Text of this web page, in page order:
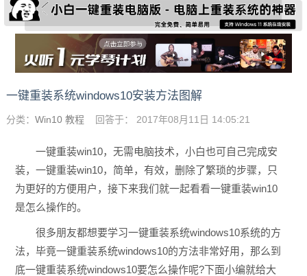
一键重装系统windows10安装方法图解
分类： Win10 教程 回答于： 2017年08月11日 14:05:21
一键重装win10，无需电脑技术，小白也可自己完成安
装，一键重装win10，简单，有效，删除了繁琐的步骤，只
为更好的方便用户，接下来我们就一起看看一键重装win10
是怎么操作的。
很多朋友都想要学习一键重装系统windows10系统的方
法，毕竟一键重装系统windows10的方法非常好用，那么到
底一键重装系统windows10要怎么操作呢?下面小编就给大